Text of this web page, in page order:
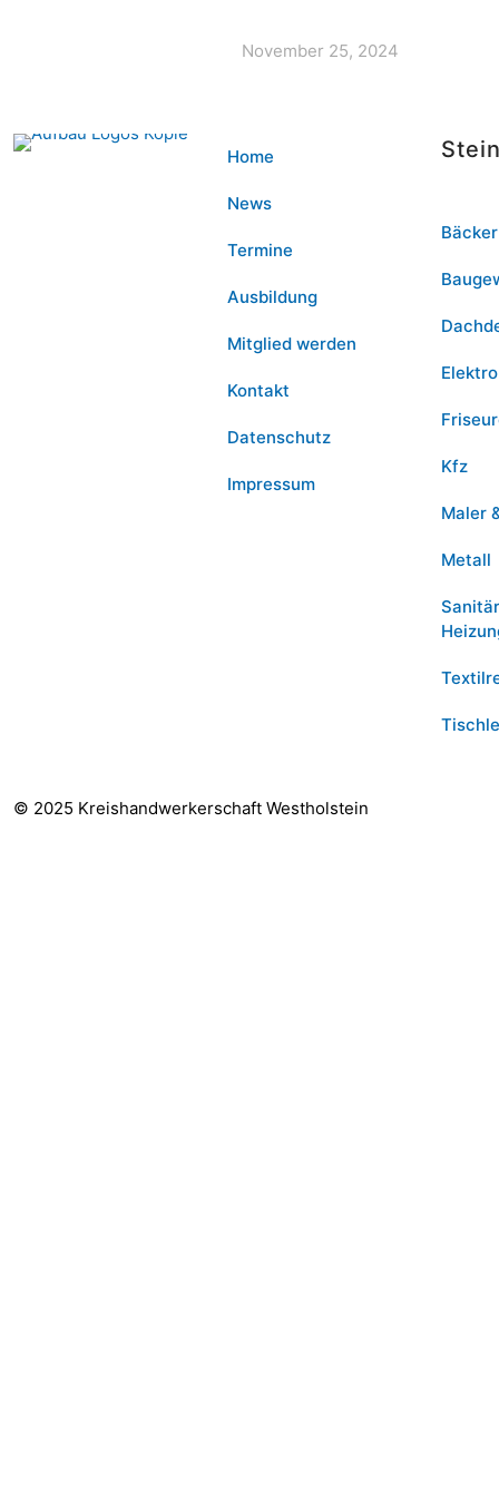
November 25, 2024
Home
News
Termine
Ausbildung
Mitglied werden
Kontakt
Datenschutz
Impressum
Bäcker
Elektro
Kfz
Maler
Metall
© 2025 Kreishandwerkerschaft Westholstein